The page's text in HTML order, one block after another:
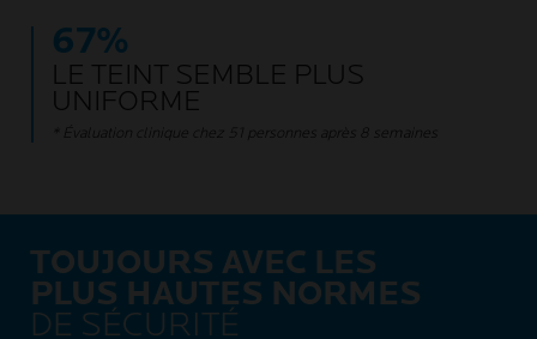
67%
LE TEINT SEMBLE PLUS
UNIFORME
* Évaluation clinique chez 51 personnes après 8 semaines
TOUJOURS AVEC LES
PLUS HAUTES NORMES
DE SÉCURITÉ ​